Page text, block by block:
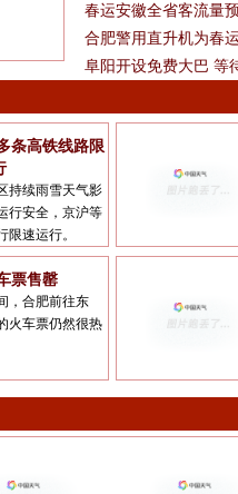
春运安徽全省客流量
合肥警用直升机为春
阜阳开设免费大巴 等
条高铁线路限
续雨雪天气影
行安全，京沪等
限速运行。
票售罄
合肥前往东
火车票仍然很热